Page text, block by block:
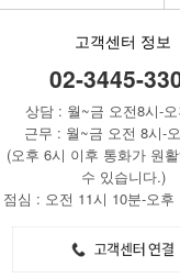
고객센터 정보
02-3445-
상담 : 월~금 오전8시-오
근무 : 월~금 오전 8시-
(오후 6시 이후 통화가 원
수 있습니다.)
점심 : 오전 11시 10분-오후